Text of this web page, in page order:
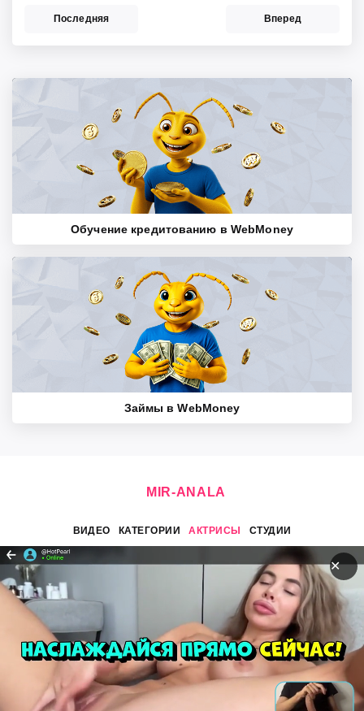
Последняя Вперед
Обучение кредитованию в WebMoney
Займы в WebMoney
MIR-ANALA
ВИДЕО КАТЕГОРИИ АКТРИСЫ СТУДИИ
©2026 Mir-Anala. Все права защищены. Пользователям
запрещается размещать любые материалы, изображающие
лиц в возрасте до 18 лет. Размещая пользовательский
контент посредством использования наших услуг, вы
предоставляете каждому пользователю Сервиса
неисключительную, безвозмездную, действующую во всем
мире лицензию на доступ к вашему Контенту и его
использование в пределах, допускаемых функционалом
Сервиса, в том числе на отображение его с помощью плеера
Сервиса на сайтах третьих лиц посредством технологии
✕